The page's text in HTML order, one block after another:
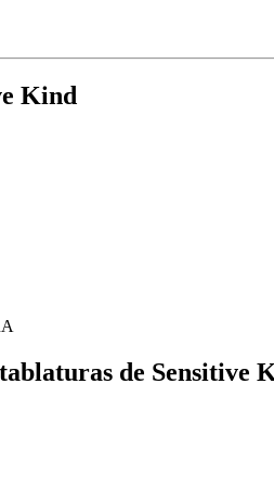
Kind
de Sensitive